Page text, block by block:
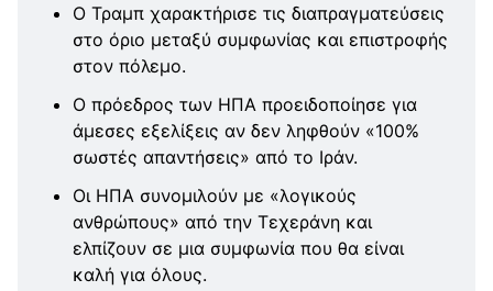
Ο Τραμπ χαρακτήρισε τις διαπραγματεύσεις
στο όριο μεταξύ συμφωνίας και επιστροφής
στον πόλεμο.
Ο πρόεδρος των ΗΠΑ προειδοποίησε για
άμεσες εξελίξεις αν δεν ληφθούν «100%
σωστές απαντήσεις» από το Ιράν.
Οι ΗΠΑ συνομιλούν με «λογικούς
ανθρώπους» από την Τεχεράνη και
ελπίζουν σε μια συμφωνία που θα είναι
καλή για όλους.